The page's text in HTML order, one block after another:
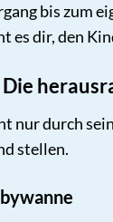
bis zum
dir, den
nur durch
stellen.